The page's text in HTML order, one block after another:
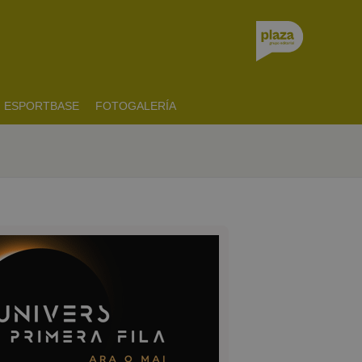
ESPORTBASE FOTOGALERÍA